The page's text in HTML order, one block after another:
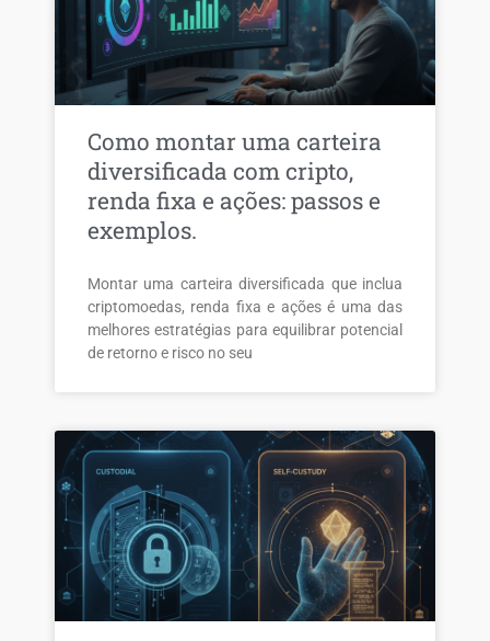
Como montar uma carteira
diversificada com cripto,
renda fixa e ações: passos e
exemplos.
Montar uma carteira diversificada que inclua
criptomoedas, renda fixa e ações é uma das
melhores estratégias para equilibrar potencial
de retorno e risco no seu